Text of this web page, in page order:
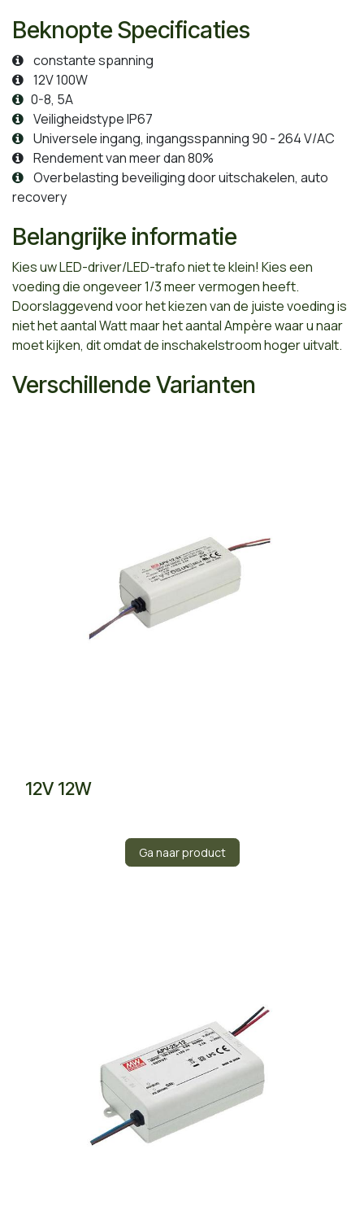
Beknopte Specificaties
constante spanning
12V 100W
0-8, 5A
Veiligheidstype IP67
Universele ingang, ingangsspanning 90 - 264 V/AC
Rendement van meer dan 80%
Overbelasting beveiliging door uitschakelen, auto
recovery
Belangrijke informatie
Kies uw LED-driver/LED-trafo niet te klein! Kies een
voeding die ongeveer 1/3 meer vermogen heeft.
Doorslaggevend voor het kiezen van de juiste voeding is
niet het aantal Watt maar het aantal Ampère waar u naar
moet kijken, dit omdat de inschakelstroom hoger uitvalt.
Verschillende Varianten
12V 12W
Ga naar product